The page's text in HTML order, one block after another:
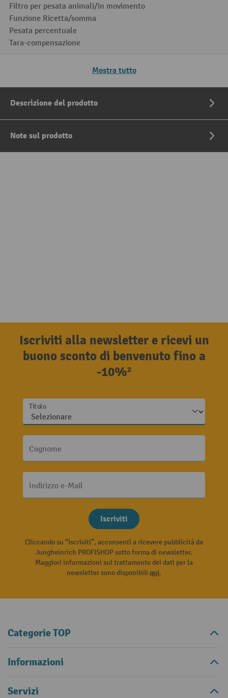
Filtro per pesata animali/in movimento
Funzione Ricetta/somma
Pesata percentuale
Tara-compensazione
Mostra tutto
Descrizione del prodotto
Note sul prodotto
Iscriviti alla newsletter e ricevi un
buono sconto di benvenuto fino a
-10%²
Titolo
Cognome
Indirizzo e-Mail
Iscriviti
Cliccando su “Iscriviti”, acconsenti a ricevere pubblicità da
Jungheinrich PROFISHOP sotto forma di newsletter.
Maggiori informazioni sul trattamento dei dati per la
newsletter sono disponibili qui.
Categorie TOP
Informazioni
Servizi